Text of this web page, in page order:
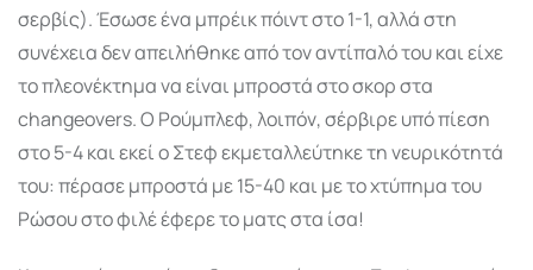
σερβίς). Έσωσε ένα μπρέικ πόιντ στο 1-1, αλλά στη
συνέχεια δεν απειλήθηκε από τον αντίπαλό του και είχε
το πλεονέκτημα να είναι μπροστά στο σκορ στα
changeovers. Ο Ρούμπλεφ, λοιπόν, σέρβιρε υπό πίεση
στο 5-4 και εκεί ο Στεφ εκμεταλλεύτηκε τη νευρικότητά
του: πέρασε μπροστά με 15-40 και με το χτύπημα του
Ρώσου στο φιλέ έφερε το ματς στα ίσα!